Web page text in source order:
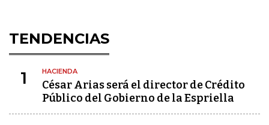
TENDENCIAS
1 HACIENDA
César Arias será el director de Crédito
Público del Gobierno de la Espriella